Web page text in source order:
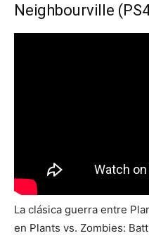
Neighbourville
La clásica guerra entre
en Plants vs. Zombies: